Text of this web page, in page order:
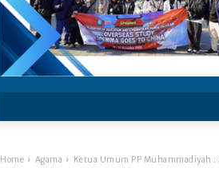
Home Agama Ketua Umum PP Muhammadiyah